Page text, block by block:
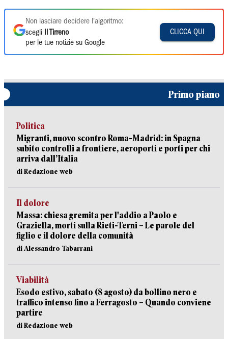
Non lasciare decidere l'algoritmo:
scegli
Il Tirreno
per le tue notizie su Google
CLICCA QUI
Primo piano
Politica
Migranti, nuovo scontro Roma-Madrid: in Spagna
subito controlli a frontiere, aeroporti e porti per chi
arriva dall’Italia
di Redazione web
Il dolore
Massa: chiesa gremita per l'addio a Paolo e
Graziella, morti sulla Rieti-Terni – Le parole del
figlio e il dolore della comunità
di Alessandro Tabarrani
Viabilità
Esodo estivo, sabato (8 agosto) da bollino nero e
traffico intenso fino a Ferragosto – Quando conviene
partire
di Redazione web